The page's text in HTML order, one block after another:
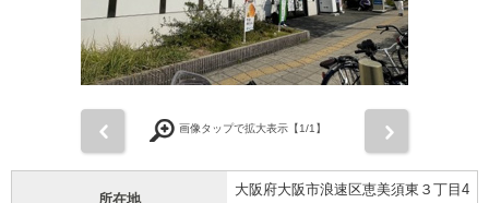
画像タップで拡大表示【1/1】
所在地
大阪府大阪市浪速区恵美須東３丁目4